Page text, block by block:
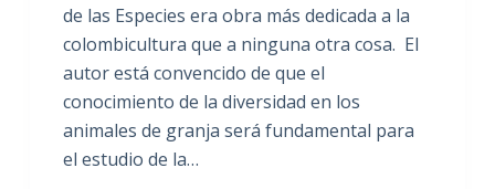
de las Especies era obra más dedicada a la
colombicultura que a ninguna otra cosa. El
autor está convencido de que el
conocimiento de la diversidad en los
animales de granja será fundamental para
el estudio de la…